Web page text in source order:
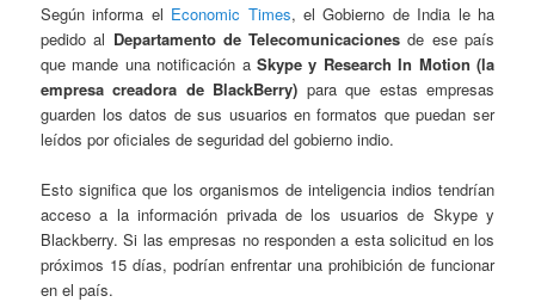
Según informa el Economic Times, el Gobierno de India le ha
pedido al Departamento de Telecomunicacionesde ese país
que mande una notificación aSkype y Research In Motion (la
empresa creadora de BlackBerry) para que estas empresas
guarden los datos de sus usuarios en formatos que puedan ser
leídos por oficiales de seguridad del gobierno indio.
Esto significa que los organismos de inteligencia indios tendrían
acceso a la información privada de los usuarios de Skype y
Blackberry. Si las empresas no responden a esta solicitud en los
próximos 15 días, podrían enfrentar una prohibición de funcionar
en el país.